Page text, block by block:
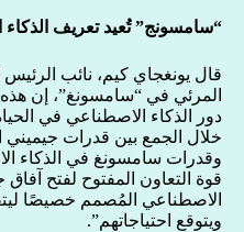
“سامسونج” تُعيد تعريف الذكاء
قال يونغجاي كيم، نائب
المرئي في “سامسونغ”، إن
دور الذكاء الاصطناعي في
خلال الجمع بين قدرات جيميني
وقدرات سامسونغ في الذكاء
قوة التعاون المفتوح لفتح آفاق
الاصطناعي المُصمم خصيصًا
ويتوقع احتياجاتهم”.